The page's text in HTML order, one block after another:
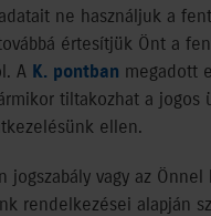
ne használjuk a
értesítjük Önt a
A K. pontban megadott
tiltakozhat a jogos
ellen.
jogszabály vagy az
rendelkezései alapján